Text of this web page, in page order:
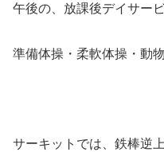
午後の、放課後デイサー
準備体操・柔軟体操・動
サーキットでは、鉄棒逆